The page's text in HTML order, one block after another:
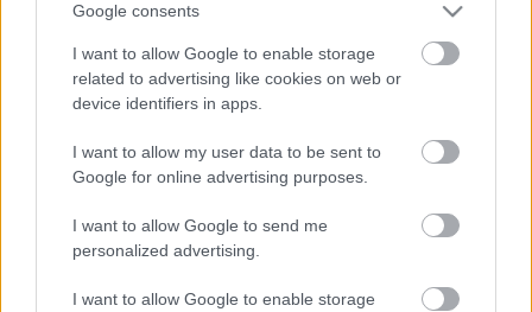
Google consents
I want to allow Google to enable storage
related to advertising like cookies on web or
device identifiers in apps.
I want to allow my user data to be sent to
Google for online advertising purposes.
I want to allow Google to send me
personalized advertising.
I want to allow Google to enable storage
Juha Kankkunen
Toyota Gazoo Racing
WRC
X
Hund Gábor